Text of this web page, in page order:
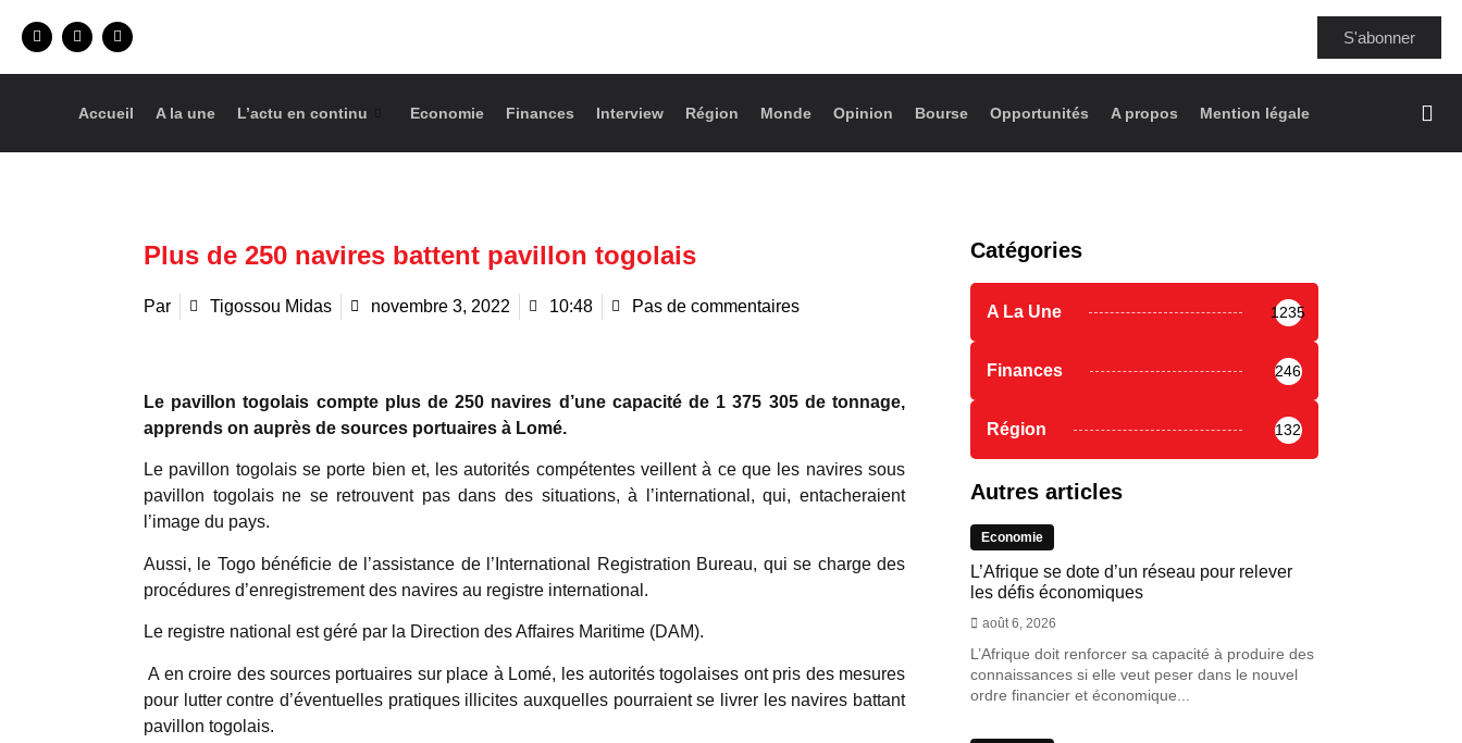
S'abonner
Accueil A la une L’actu en continu Economie Finances Interview Région Monde Opinion Bourse Opportunités A propos Mention légale
Plus de 250 navires battent pavillon togolais
Par Tigossou Midas novembre 3, 2022 10:48 Pas de commentaires
Le pavillon togolais compte plus de 250 navires d’une capacité de 1 375 305 de tonnage,
apprends on auprès de sources portuaires à Lomé.
Le pavillon togolais se porte bien et, les autorités compétentes veillent à ce que les navires sous
pavillon togolais ne se retrouvent pas dans des situations, à l’international, qui, entacheraient
l’image du pays.
Aussi, le Togo bénéficie de l’assistance de l’International Registration Bureau, qui se charge des
procédures d’enregistrement des navires au registre international.
Le registre national est géré par la Direction des Affaires Maritime (DAM).
A en croire des sources portuaires sur place à Lomé, les autorités togolaises ont pris des mesures
pour lutter contre d’éventuelles pratiques illicites auxquelles pourraient se livrer les navires battant
pavillon togolais.
Catégories
A La Une 1235
Finances 246
Région 132
Autres articles
Economie
L’Afrique se dote d’un réseau pour relever
les défis économiques
août 6, 2026
L’Afrique doit renforcer sa capacité à produire des
connaissances si elle veut peser dans le nouvel
ordre financier et économique...